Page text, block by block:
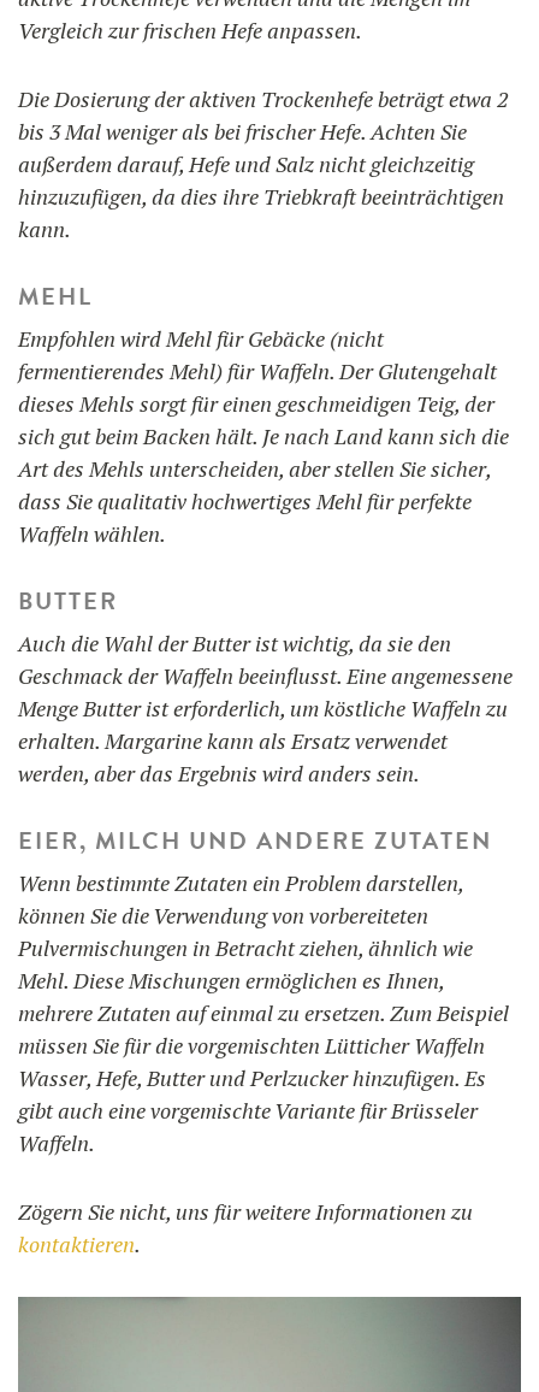
Vergleich zur frischen Hefe anpassen.
Die Dosierung der aktiven Trockenhefe beträgt etwa 2
bis 3 Mal weniger als bei frischer Hefe. Achten Sie
außerdem darauf, Hefe und Salz nicht gleichzeitig
hinzuzufügen, da dies ihre Triebkraft beeinträchtigen
kann.
MEHL
Empfohlen wird Mehl für Gebäcke (nicht
fermentierendes Mehl) für Waffeln. Der Glutengehalt
dieses Mehls sorgt für einen geschmeidigen Teig, der
sich gut beim Backen hält. Je nach Land kann sich die
Art des Mehls unterscheiden, aber stellen Sie sicher,
dass Sie qualitativ hochwertiges Mehl für perfekte
Waffeln wählen.
BUTTER
Auch die Wahl der Butter ist wichtig, da sie den
Geschmack der Waffeln beeinflusst. Eine angemessene
Menge Butter ist erforderlich, um köstliche Waffeln zu
erhalten. Margarine kann als Ersatz verwendet
werden, aber das Ergebnis wird anders sein.
EIER, MILCH UND ANDERE ZUTATEN
Wenn bestimmte Zutaten ein Problem darstellen,
können Sie die Verwendung von vorbereiteten
Pulvermischungen in Betracht ziehen, ähnlich wie
Mehl. Diese Mischungen ermöglichen es Ihnen,
mehrere Zutaten auf einmal zu ersetzen. Zum Beispiel
müssen Sie für die vorgemischten Lütticher Waffeln
Wasser, Hefe, Butter und Perlzucker hinzufügen. Es
gibt auch eine vorgemischte Variante für Brüsseler
Waffeln.
Zögern Sie nicht, uns für weitere Informationen zu
kontaktieren.